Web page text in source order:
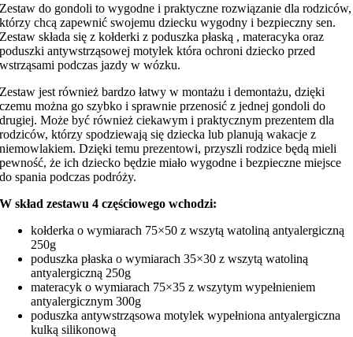
Zestaw do gondoli to wygodne i praktyczne rozwiązanie dla rodziców,
którzy chcą zapewnić swojemu dziecku wygodny i bezpieczny sen.
Zestaw składa się z kołderki z poduszka płaską , materacyka oraz
poduszki antywstrząsowej motylek która ochroni dziecko przed
wstrząsami podczas jazdy w wózku.
Zestaw jest również bardzo łatwy w montażu i demontażu, dzięki
czemu można go szybko i sprawnie przenosić z jednej gondoli do
drugiej. Może być również ciekawym i praktycznym prezentem dla
rodziców, którzy spodziewają się dziecka lub planują wakacje z
niemowlakiem. Dzięki temu prezentowi, przyszli rodzice będą mieli
pewność, że ich dziecko będzie miało wygodne i bezpieczne miejsce
do spania podczas podróży.
W skład zestawu 4 częściowego wchodzi:
kołderka o wymiarach 75×50 z wszytą watoliną antyalergiczną
250g
poduszka płaska o wymiarach 35×30 z wszytą watoliną
antyalergiczną 250g
materacyk o wymiarach 75×35 z wszytym wypełnieniem
antyalergicznym 300g
poduszka antywstrząsowa motylek wypełniona antyalergiczna
kulką silikonową